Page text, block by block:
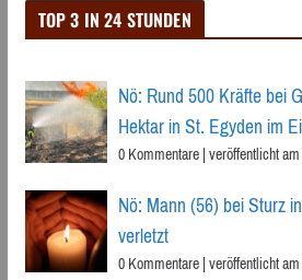
TOP 3 IN 24 STUNDEN
Nö: Rund 500 Kräfte bei
Hektar in St. Egyden im
0 Kommentare|veröffentlicht
Nö: Mann (56) bei Sturz
verletzt
0 Kommentare|veröffentlicht